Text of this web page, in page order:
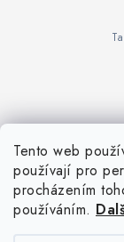
Tento web
používají pro
procházením
používáním.